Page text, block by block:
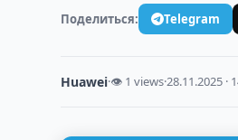
Поделиться: Telegram
Huawei·👁 1 views·28.11.2025 ·